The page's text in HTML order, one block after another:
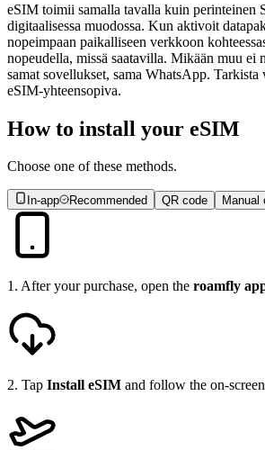
eSIM toimii samalla tavalla kuin perinteinen
digitaalisessa muodossa. Kun aktivoit
nopeimpaan paikalliseen verkkoon
nopeudella, missä saatavilla. Mikään muu ei
samat sovellukset, sama WhatsApp. Tarkista
eSIM-yhteensopiva.
How to install your eSIM
Choose one of these methods.
In-app Recommended QR code Manual
1. After your purchase, open the roamfly
2. Tap Install eSIM and follow the on-